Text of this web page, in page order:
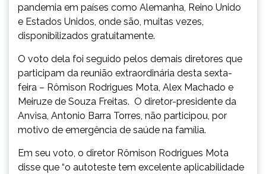
pandemia em países como Alemanha, Reino Unido
e Estados Unidos, onde são, muitas vezes,
disponibilizados gratuitamente.
O voto dela foi seguido pelos demais diretores que
participam da reunião extraordinária desta sexta-
feira – Rômison Rodrigues Mota, Alex Machado e
Meiruze de Souza Freitas. O diretor-presidente da
Anvisa, Antonio Barra Torres, não participou, por
motivo de emergência de saúde na família.
Em seu voto, o diretor Rômison Rodrigues Mota
disse que “o autoteste tem excelente aplicabilidade